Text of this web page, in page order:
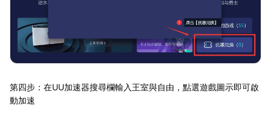
第四步：在UU加速器搜尋欄輸入王室與自由，點選遊戲圖示即可啟
動加速